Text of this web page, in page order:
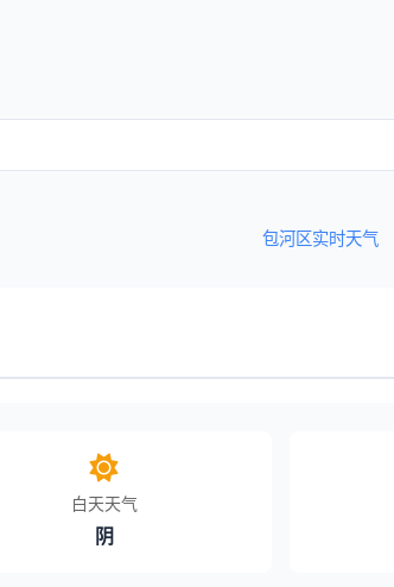
包河区实时天气
白天天气
阴